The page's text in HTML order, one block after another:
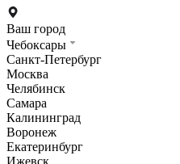
Ваш город
Чебоксары
Санкт-Петербург
Москва
Челябинск
Самара
Калининград
Воронеж
Екатеринбург
Ижевск